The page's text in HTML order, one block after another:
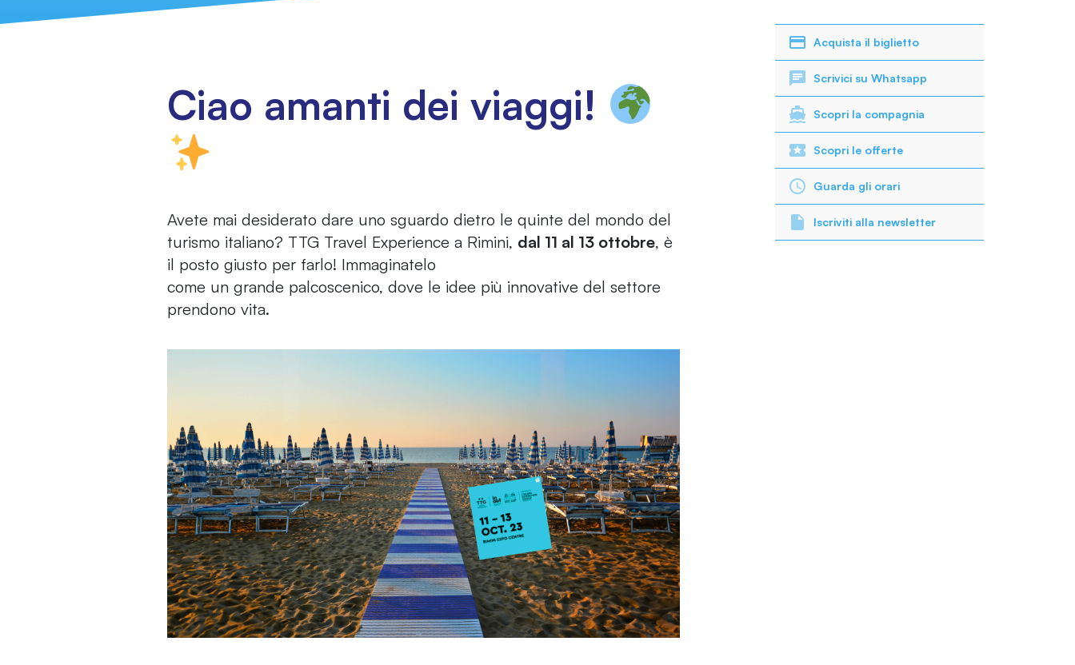
Acquista il biglietto
Scrivici su Whatsapp
Scopri la compagnia
Scopri le offerte
Guarda gli orari
Iscriviti alla newsletter
Ciao amanti dei viaggi!
Avete mai desiderato dare uno sguardo dietro le quinte del mondo del
turismo italiano? TTG Travel Experience a Rimini, dal 11 al 13 ottobre, è
il posto giusto per farlo! Immaginatelo
come un grande palcoscenico, dove le idee più innovative del settore
prendono vita.